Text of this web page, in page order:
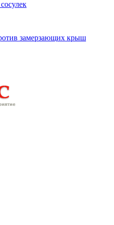
замерзающих крыш